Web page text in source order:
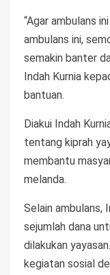
“Agar ambulans
ambulans ini,
semakin banter
Indah Kurnia
bantuan.
Diakui Indah
tentang kiprah
membantu
melanda.
Selain ambulans,
sejumlah dana
dilakukan
kegiatan sosial